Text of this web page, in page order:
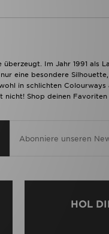
Im Jahr 1991 als
eine besondere
in schlichten
Shop deinen
HOL